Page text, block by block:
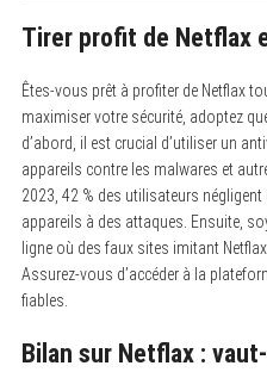
Tirer profit de Netflax
Êtes-vous prêt à profiter de Netflax
maximiser votre sécurité, adoptez
d’abord, il est crucial d’utiliser un
appareils contre les malwares et
2023, 42 % des utilisateurs
appareils à des attaques. Ensuite,
ligne où des faux sites imitant
Assurez-vous d’accéder à la
fiables.
Bilan sur Netflax :